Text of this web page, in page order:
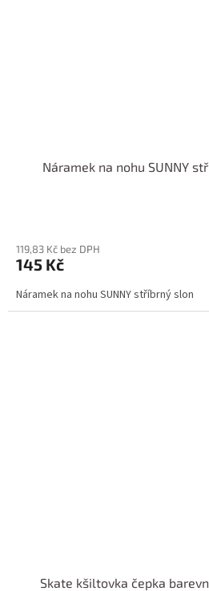
Náramek na nohu SUNNY
119,83 Kč bez DPH
145 Kč
Náramek na nohu SUNNY stříbrný slon
Skate kšiltovka čepka